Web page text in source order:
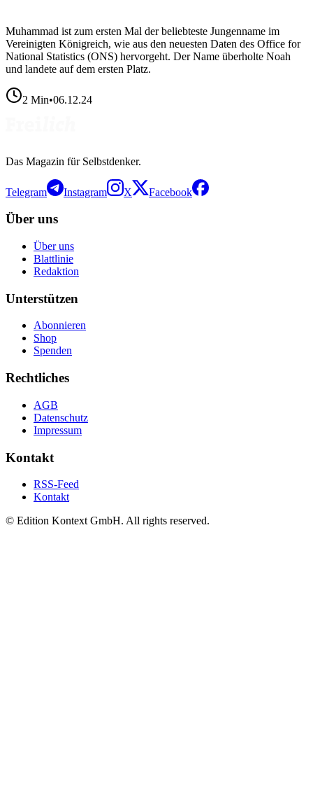
Muhammad ist zum ersten Mal der beliebteste Jungenname im
Vereinigten Königreich, wie aus den neuesten Daten des Office for
National Statistics (ONS) hervorgeht. Der Name überholte Noah
und landete auf dem ersten Platz.
2 Min•06.12.24
Das Magazin für Selbstdenker.
Telegram Instagram X Facebook
Über uns
Über uns
Blattlinie
Redaktion
Unterstützen
Abonnieren
Shop
Spenden
Rechtliches
AGB
Datenschutz
Impressum
Kontakt
RSS-Feed
Kontakt
© Edition Kontext GmbH. All rights reserved.